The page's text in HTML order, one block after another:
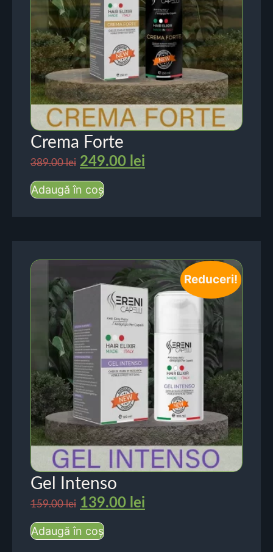
Crema Forte
389.00lei 249.00 lei
Adaugă în coș
Reduceri!
Gel Intenso
159.00lei 139.00 lei
Adaugă în coș